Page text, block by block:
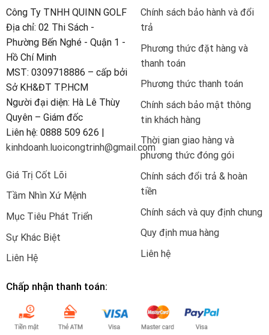
Công Ty TNHH QUINN GOLF
Địa chỉ: 02 Thi Sách -
Phường Bến Nghé - Quận 1 -
Hồ Chí Minh
MST: 0309718886 – cấp bởi
Sở KH&ĐT TP.HCM
Người đại diện: Hà Lê Thùy
Quyên – Giám đốc
Liên hệ: 0888 509 626 |
kinhdoanh.luoicongtrinh@gmail.com
Giá Trị Cốt Lõi
Tầm Nhìn Xứ Mệnh
Mục Tiêu Phát Triển
Sự Khác Biệt
Liên Hệ
Chính sách bảo hành và đổi
trả
Phương thức đặt hàng và
thanh toán
Phương thức thanh toán
Chính sách bảo mật thông
tin khách hàng
Thời gian giao hàng và
phương thức đóng gói
Chính sách đổi trả & hoàn
tiền
Chính sách và quy định chung
Quy định mua hàng
Liên hệ
Chấp nhận thanh toán: